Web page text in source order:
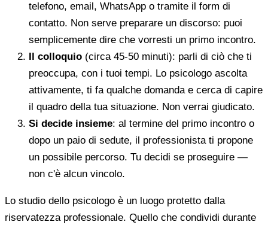
telefono, email, WhatsApp o tramite il form di
contatto. Non serve preparare un discorso: puoi
semplicemente dire che vorresti un primo incontro.
Il colloquio (circa 45-50 minuti): parli di ciò che ti
preoccupa, con i tuoi tempi. Lo psicologo ascolta
attivamente, ti fa qualche domanda e cerca di capire
il quadro della tua situazione. Non verrai giudicato.
Si decide insieme: al termine del primo incontro o
dopo un paio di sedute, il professionista ti propone
un possibile percorso. Tu decidi se proseguire —
non c'è alcun vincolo.
Lo studio dello psicologo è un luogo protetto dalla
riservatezza professionale. Quello che condividi durante